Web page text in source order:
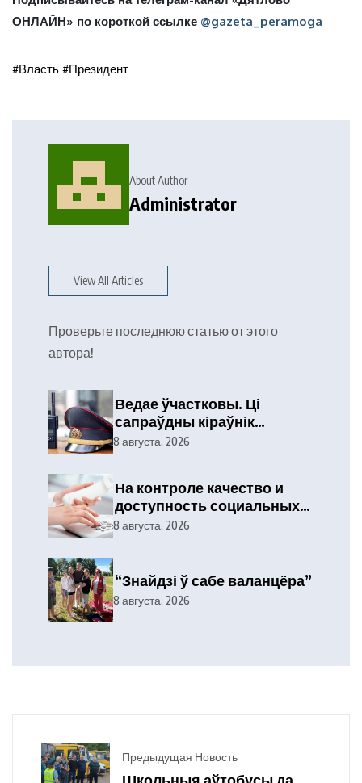
ОНЛАЙН» по короткой ссылке @gazeta_peramoga
#Власть #Президент
About Author
Administrator
View All Articles
Проверьте последнюю статью от этого
автора!
Ведае ўчастковы. Ці
сапраўдны кіраўнік
тэлефануе?
8 августа, 2026
На контроле качество и
доступность социальных
услуг
8 августа, 2026
“Знайдзі ў сабе валанцёра”
8 августа, 2026
Предыдущая Новость